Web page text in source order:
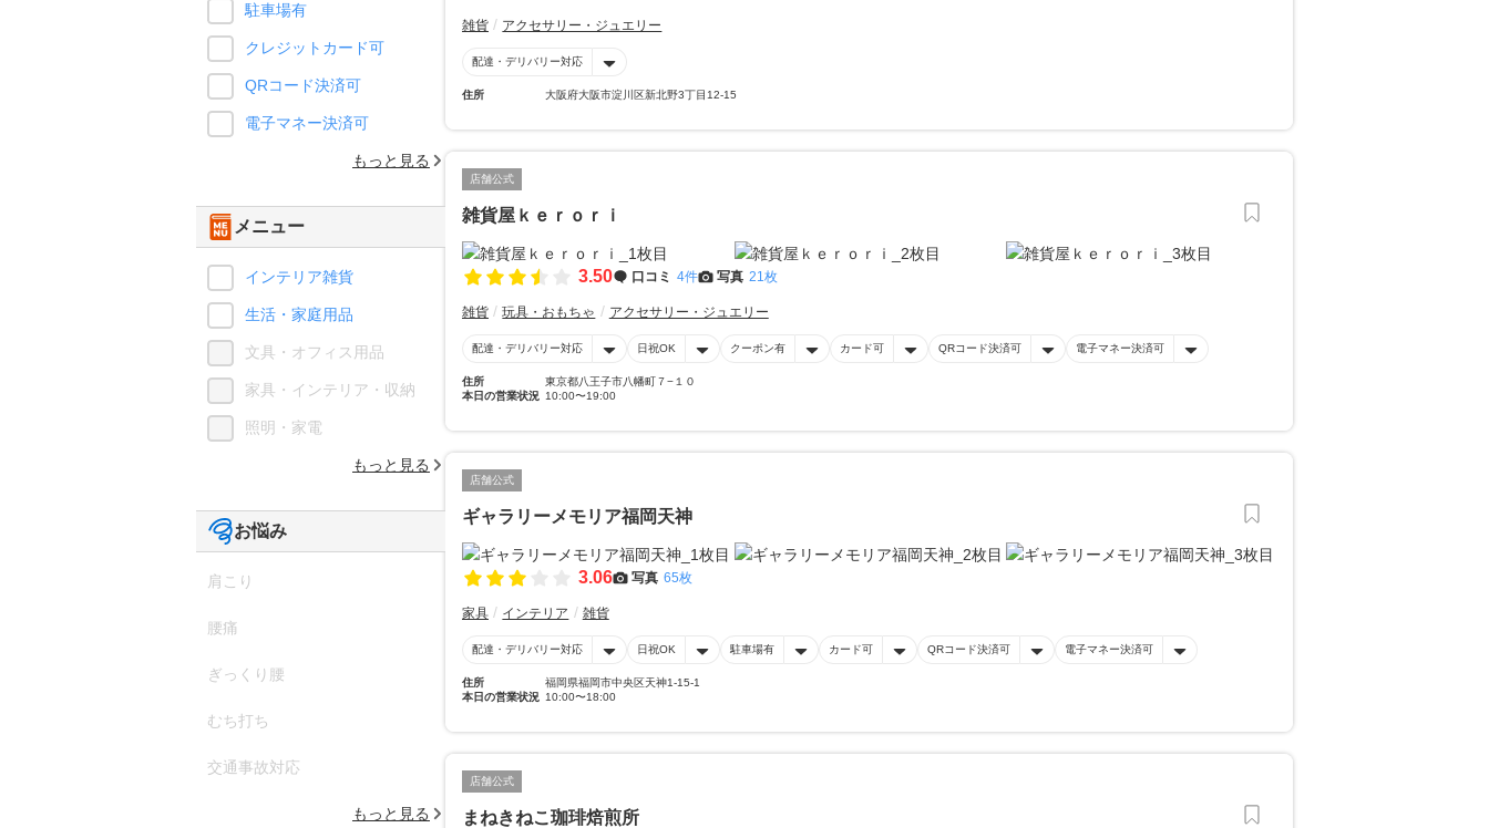
雑貨 アクセサリー・ジュエリー
配達・デリバリー対応
住所 大阪府大阪市淀川区新北野3丁目12-15
店舗公式
雑貨屋ｋｅｒｏｒｉ
3.50 口コミ 4件 写真 21枚
雑貨 玩具・おもちゃ アクセサリー・ジュエリー
配達・デリバリー対応 日祝OK クーポン有 カード可 QRコード決済可 電子マネー決済可
住所
東京都八王子市八幡町７−１０
本日の営業状況 10:00〜19:00
店舗公式
ギャラリーメモリア福岡天神
3.06 写真 65枚
家具 インテリア 雑貨
配達・デリバリー対応 日祝OK 駐車場有 カード可 QRコード決済可 電子マネー決済可
住所
福岡県福岡市中央区天神1-15-1
本日の営業状況 10:00〜18:00
店舗公式
まねきねこ珈琲焙煎所
駐車場有
クレジットカード可
QRコード決済可
電子マネー決済可
もっと見る
メニュー
インテリア雑貨
生活・家庭用品
文具・オフィス用品
家具・インテリア・収納
照明・家電
もっと見る
お悩み
肩こり
腰痛
ぎっくり腰
むち打ち
交通事故対応
もっと見る